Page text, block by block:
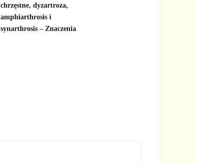
chrzęstne, dyzartroza,
amphiarthrosis i
synarthrosis – Znaczenia